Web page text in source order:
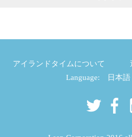
アイランドタイムについて
Language:
日本語